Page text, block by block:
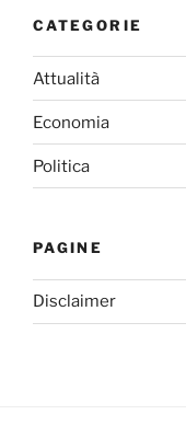
CATEGORIE
Attualità
Economia
Politica
PAGINE
Disclaimer